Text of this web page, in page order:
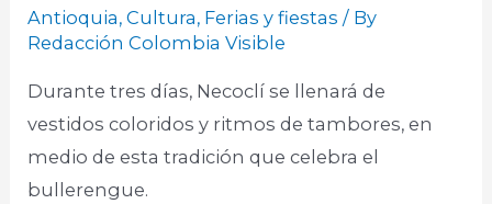
Antioquia,Cultura, Ferias y fiestas / By
Redacción Colombia Visible
Durante tres días, Necoclí se llenará de
vestidos coloridos y ritmos de tambores, en
medio de esta tradición que celebra el
bullerengue.